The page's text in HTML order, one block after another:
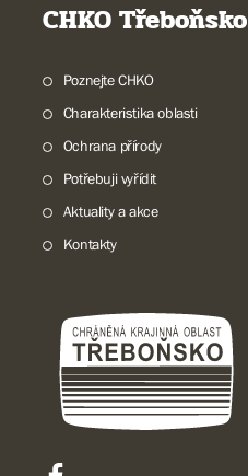
CHKO Třeboňsko
Poznejte CHKO
Charakteristika oblasti
Ochrana přírody
Potřebuji vyřídit
Aktuality a akce
Kontakty